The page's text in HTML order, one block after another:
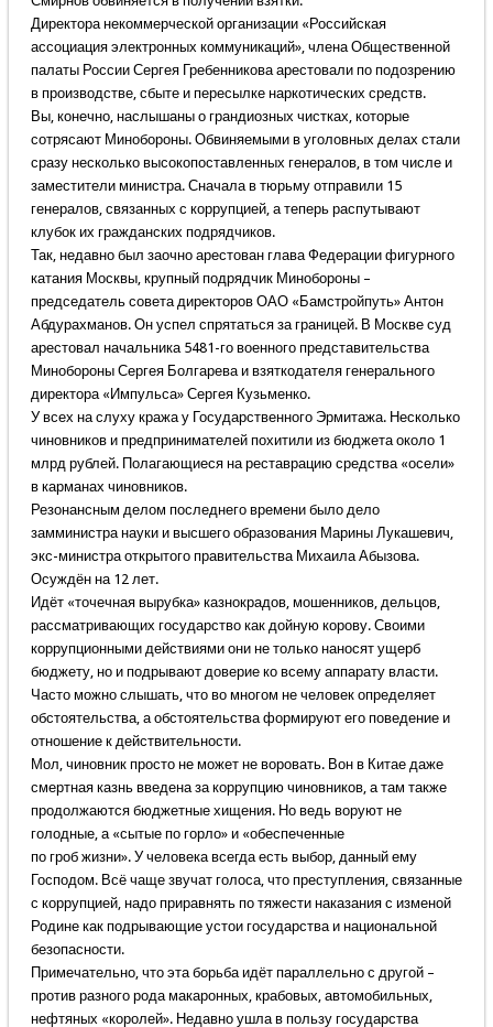
Директора некоммерческой организации «Российская
ассоциация электронных коммуникаций», члена Общественной
палаты России Сергея Гребенникова арестовали по подозрению
в производстве, сбыте и пересылке наркотических средств.
Вы, конечно, наслышаны о грандиозных чистках, которые
сотрясают Минобороны. Обвиняемыми в уголовных делах стали
сразу несколько высокопоставленных генералов, в том числе и
заместители министра. Сначала в тюрьму отправили 15
генералов, связанных с коррупцией, а теперь распутывают
клубок их гражданских подрядчиков.
Так, недавно был заочно арестован глава Федерации фигурного
катания Москвы, крупный подрядчик Минобороны –
председатель совета директоров ОАО «Бамстройпуть» Антон
Абдурахманов. Он успел спрятаться за границей. В Москве суд
арестовал начальника 5481-го военного представительства
Минобороны Сергея Болгарева и взяткодателя генерального
директора «Импульса» Сергея Кузьменко.
У всех на слуху кража у Государственного Эрмитажа. Несколько
чиновников и предпринимателей похитили из бюджета около 1
млрд рублей. Полагающиеся на реставрацию средства «осели»
в карманах чиновников.
Резонансным делом последнего времени было дело
замминистра науки и высшего образования Марины Лукашевич,
экс-министра открытого правительства Михаила Абызова.
Осуждён на 12 лет.
Идёт «точечная вырубка» казнокрадов, мошенников, дельцов,
рассматривающих государство как дойную корову. Своими
коррупционными действиями они не только наносят ущерб
бюджету, но и подрывают доверие ко всему аппарату власти.
Часто можно слышать, что во многом не человек определяет
обстоятельства, а обстоятельства формируют его поведение и
отношение к действительности.
Мол, чиновник просто не может не воровать. Вон в Китае даже
смертная казнь введена за коррупцию чиновников, а там также
продолжаются бюджетные хищения. Но ведь воруют не
голодные, а «сытые по горло» и «обеспеченные
по гроб жизни». У человека всегда есть выбор, данный ему
Господом. Всё чаще звучат голоса, что преступления, связанные
с коррупцией, надо приравнять по тяжести наказания с изменой
Родине как подрывающие устои государства и национальной
безопасности.
Примечательно, что эта борьба идёт параллельно с другой –
против разного рода макаронных, крабовых, автомобильных,
нефтяных «королей». Недавно ушла в пользу государства